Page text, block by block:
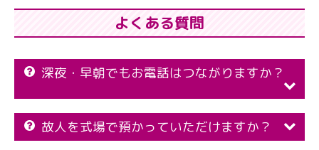
よくある質問
深夜・早朝でもお電話はつながりますか？
故人を式場で預かっていただけますか？